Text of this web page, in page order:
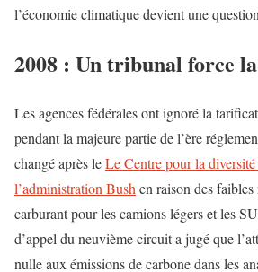
l’économie climatique devient une
2008 : Un tribunal force
Les agences fédérales ont ignoré la
pendant la majeure partie de l’ère
changé après leLe Centre pour la
l’administration Bush en raison des
carburant pour les camions légers et les
d’appel du neuvième circuit a jugé que
nulle aux émissions de carbone dans les